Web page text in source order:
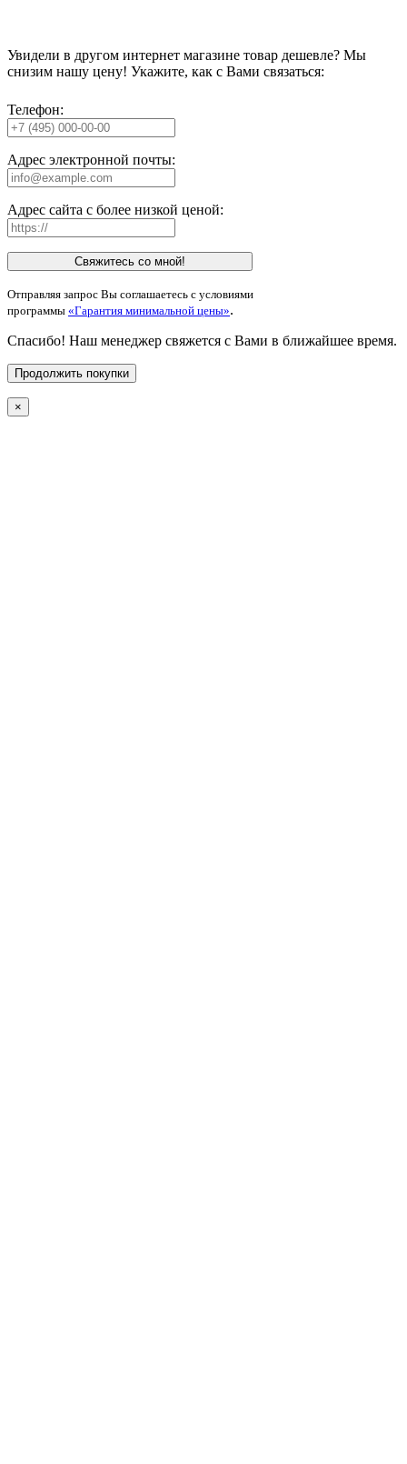
Увидели в другом интернет магазине товар дешевле? Мы
снизим нашу цену! Укажите, как с Вами связаться:
Телефон:
Адрес электронной почты:
Адрес сайта с более низкой ценой:
Свяжитесь со мной!
Отправляя запрос Вы соглашаетесь с условиями
программы «Гарантия минимальной цены».
Спасибо! Наш менеджер свяжется с Вами в ближайшее время.
Продолжить покупки
×